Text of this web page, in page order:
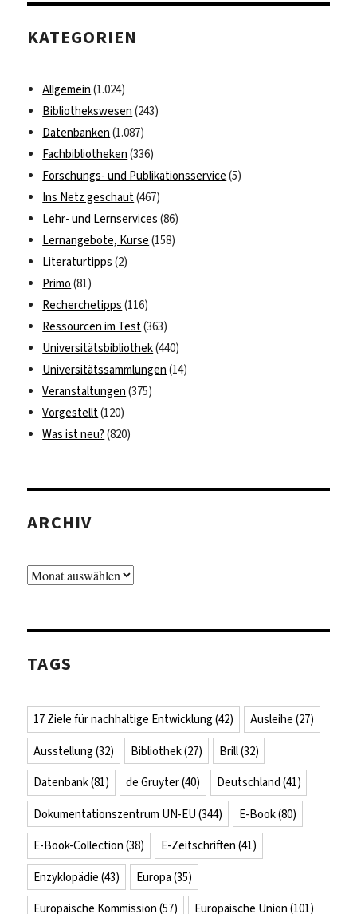
Besucher
KATEGORIEN
Allgemein (1.024)
Bibliothekswesen (243)
Datenbanken (1.087)
Fachbibliotheken (336)
Forschungs- und Publikationsservice (5)
Ins Netz geschaut(467)
Lehr- und Lernservices (86)
Lernangebote, Kurse (158)
Literaturtipps (2)
Primo (81)
Recherchetipps (116)
Ressourcen im Test(363)
Universitätsbibliothek(440)
Universitätssammlungen (14)
Veranstaltungen (375)
Vorgestellt(120)
Was ist neu? (820)
ARCHIV
Archiv
TAGS
17 Ziele für nachhaltige Entwicklung (42) Ausleihe (27)
Ausstellung (32) Bibliothek(27) Brill(32)
Datenbank(81) de Gruyter(40) Deutschland (41)
Dokumentationszentrum UN-EU (344) E-Book(80)
E-Book-Collection (38) E-Zeitschriften (41)
Enzyklopädie (43) Europa (35)
Europäische Kommission (57) Europäische Union (101)